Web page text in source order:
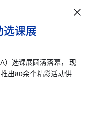
课展
）选课展圆满落幕， 现
出80余个精彩活动供